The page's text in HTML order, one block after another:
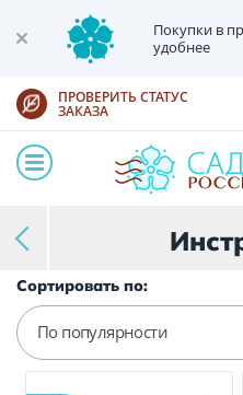
Покупки в
удобнее
ПРОВЕРИТЬ СТАТУС
ЗАКАЗА
Сортировать по:
По популярности